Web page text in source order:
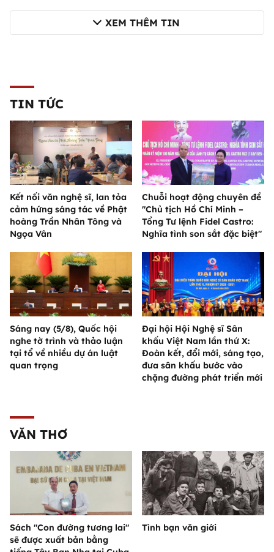
XEM THÊM TIN
TIN TỨC
Kết nối văn nghệ sĩ, lan tỏa
cảm hứng sáng tác về Phật
hoàng Trần Nhân Tông và
Ngọa Vân
Chuỗi hoạt động chuyên đề
"Chủ tịch Hồ Chí Minh –
Tổng Tư lệnh Fidel Castro:
Nghĩa tình son sắt đặc biệt"
Sáng nay (5/8), Quốc hội
nghe tờ trình và thảo luận
tại tổ về nhiều dự án luật
quan trọng
Đại hội Hội Nghệ sĩ Sân
khấu Việt Nam lần thứ X:
Đoàn kết, đổi mới, sáng tạo,
đưa sân khấu bước vào
chặng đường phát triển mới
VĂN THƠ
Sách "Con đường tương lai"
sẽ được xuất bản bằng
Tình bạn văn giới